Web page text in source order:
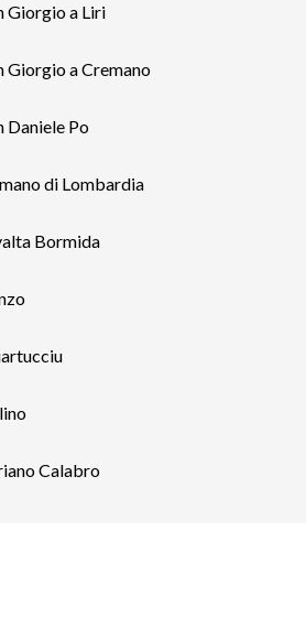
Giorgio a Liri
Giorgio a Cremano
Daniele Po
di Lombardia
Bormida
Calabro